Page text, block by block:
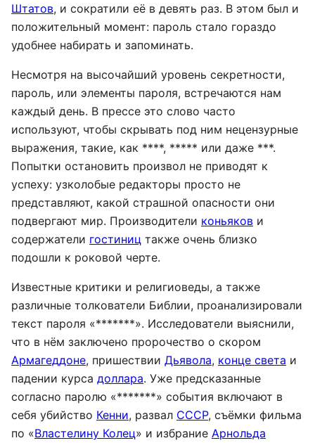
Штатов, и сократили её в девять раз. В этом был и
положительный момент: пароль стало гораздо
удобнее набирать и запоминать.
Несмотря на высочайший уровень секретности,
пароль, или элементы пароля, встречаются нам
каждый день. В прессе это слово часто
используют, чтобы скрывать под ним нецензурные
выражения, такие, как ****, ***** или даже ***.
Попытки остановить произвол не приводят к
успеху: узколобые редакторы просто не
представляют, какой страшной опасности они
подвергают мир. Производители коньяков и
содержатели гостиниц также очень близко
подошли к роковой черте.
Известные критики и религиоведы, а также
различные толкователи Библии, проанализировали
текст пароля «*******». Исследователи выяснили,
что в нём заключено пророчество о скором
Армагеддоне, пришествии Дьявола, конце света и
падении курса доллара. Уже предсказанные
согласно паролю «*******» события включают в
себя убийство Кенни, развал СССР, съёмки фильма
по «Властелину Колец» и избрание Арнольда